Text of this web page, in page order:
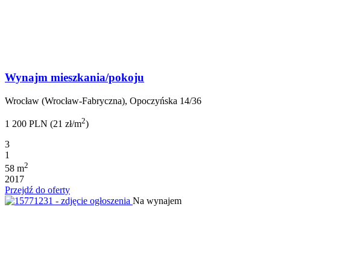
Wynajm mieszkania/pokoju
Wrocław (Wrocław-Fabryczna), Opoczyńska 14/36
1 200 PLN (21 zł/m2)
3
1
58 m2
2017
Przejdź do oferty
Na wynajem